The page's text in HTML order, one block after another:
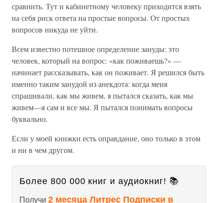
сравнить. Тут и кабинетному человеку приходится взять
на себя риск ответа на простые вопросы. От простых
вопросов никуда не уйти.
Всем известно потешное определение зануды: это
человек, который на вопрос: «как поживаешь?» —
начинает рассказывать, как он поживает. Я решился быть
именно таким занудой из анекдота: когда меня
спрашивали, как мы живем, я пытался сказать, как мы
живем—я сам и все мы. Я пытался понимать вопросы
буквально.
Если у моей книжки есть оправдание, оно только в этом
и ни в чем другом.
Более 800 000 книг и аудиокниг! 📚
Получи 2 месяца Литрес Подписки в